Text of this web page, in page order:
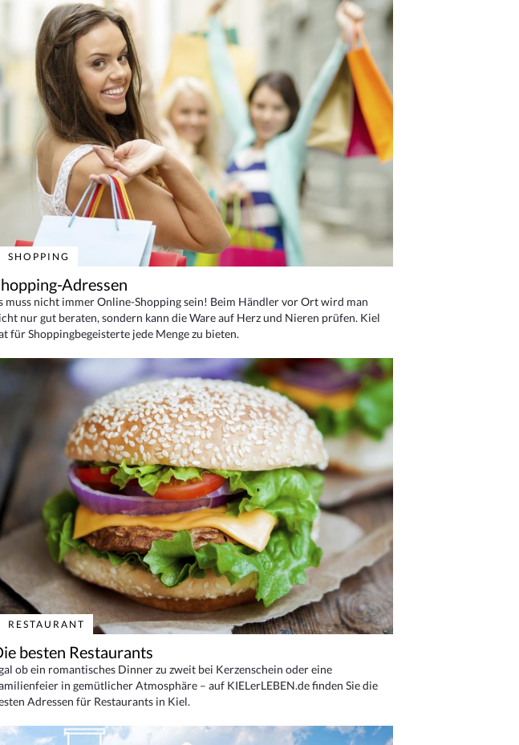
SHOPPING
Adressen
muss nicht immer Online-Shopping sein! Beim Händler vor Ort wird man
nur gut beraten, sondern kann die Ware auf Herz und Nieren prüfen. Kiel
für Shoppingbegeisterte jede Menge zu bieten.
RESTAURANT
besten Restaurants
ob ein romantisches Dinner zu zweit bei Kerzenschein oder eine
in gemütlicher Atmosphäre – auf KIELerLEBEN.de finden Sie die
Adressen für Restaurants in Kiel.